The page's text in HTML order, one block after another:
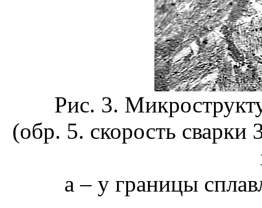
Рис. 3.
(обр. 5. скорость
а – у границы